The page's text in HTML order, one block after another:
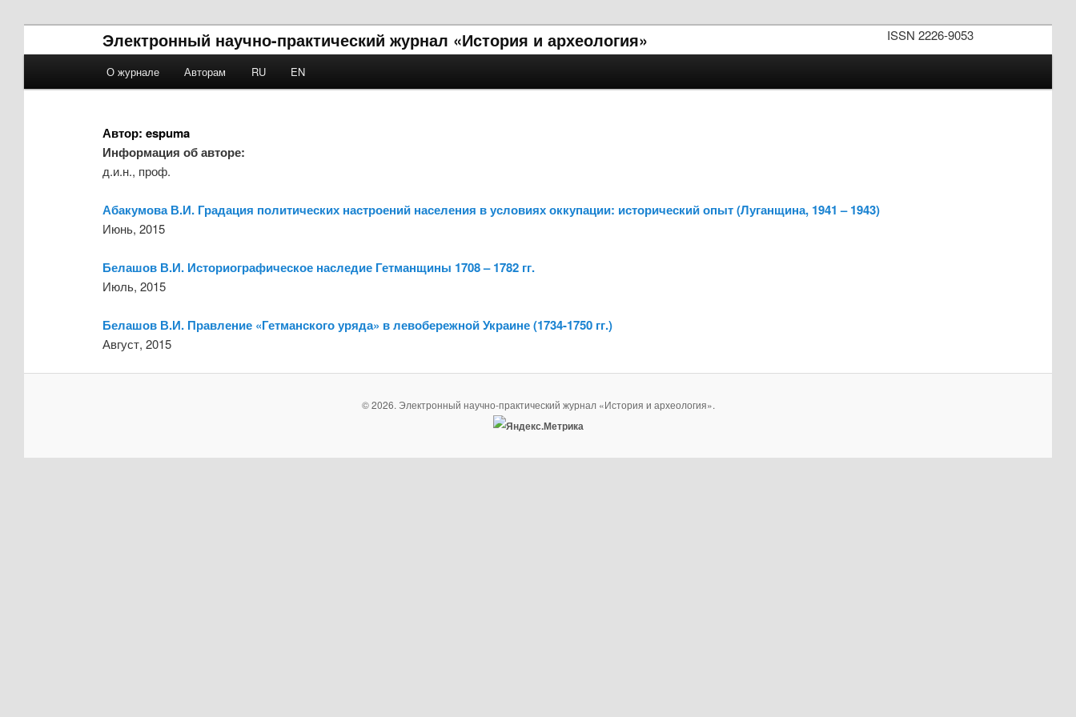
ISSN 2226-9053
Электронный научно-практический журнал «История и археология»
Skip to primary content
Skip to secondary content
О журнале Авторам RU EN
Автор: espuma
Информация об авторе:
д.и.н., проф.
Абакумова В.И. Градация политических настроений населения в условиях оккупации: исторический опыт (Луганщина, 1941 – 1943)
Июнь, 2015
Белашов В.И. Историографическое наследие Гетманщины 1708 – 1782 гг.
Июль, 2015
Белашов В.И. Правление «Гетманского уряда» в левобережной Украине (1734-1750 гг.)
Август, 2015
© 2026. Электронный научно-практический журнал «История и археология».